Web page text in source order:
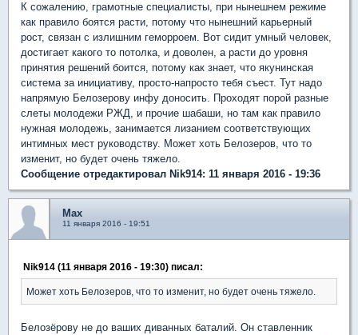
К сожалению, грамотные специалисты, при нынешнем режиме
как правило боятся расти, потому что нынешний карьерный
рост, связан с излишним геморроем. Вот сидит умный человек,
достигает какого то потолка, и доволен, а расти до уровня
принятия решений боится, потому как знает, что якунинская
система за инициативу, просто-напросто тебя съест. Тут надо
напрямую Белозерову инфу доносить. Проходят порой разные
слеты молодежи РЖД, и прочие шабаши, но там как правило
нужная молодежь, занимается лизанием соответствующих
интимных мест руководству. Может хоть Белозеров, что то
изменит, но будет очень тяжело.
Сообщение отредактировал Nik914: 11 января 2016 - 19:36
Max
11 января 2016 - 19:51
Nik914 (11 января 2016 - 19:30) писал:
Может хоть Белозеров, что то изменит, но будет очень тяжело.
Белозёрову не до ваших диванных баталий. Он ставленник